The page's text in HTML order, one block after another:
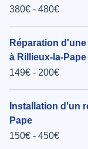
380€ - 480€
Réparation
à Rillieux-la-Pape
149€ - 200€
Installation d'un
Pape
150€ - 450€